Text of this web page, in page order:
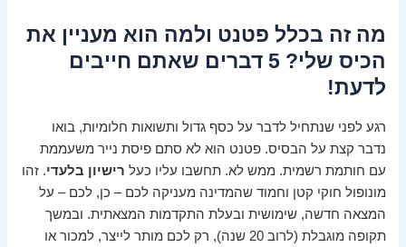
מה זה בכלל פטנט ולמה הוא מעניין את
הכיס שלי? 5 דברים שאתם חייבים
לדעת!
רגע לפני שנתחיל לדבר על כסף גדול ותשואות חלומיות, בואו
נדבר קצת על הבסיס. פטנט הוא לא סתם פיסת נייר משעממת
עם חותמת רשמית. ממש לא. תחשבו עליו כעל רישיון בלעדי. זהו
מונופול חוקי קטן וחמוד שהמדינה מעניקה לכם – כן, לכם – על
המצאה חדשה, שימושית ובעלת התקדמות המצאתית. ובמשך
תקופה מוגבלת (לרוב 20 שנה), רק לכם מותר לייצר, למכור או